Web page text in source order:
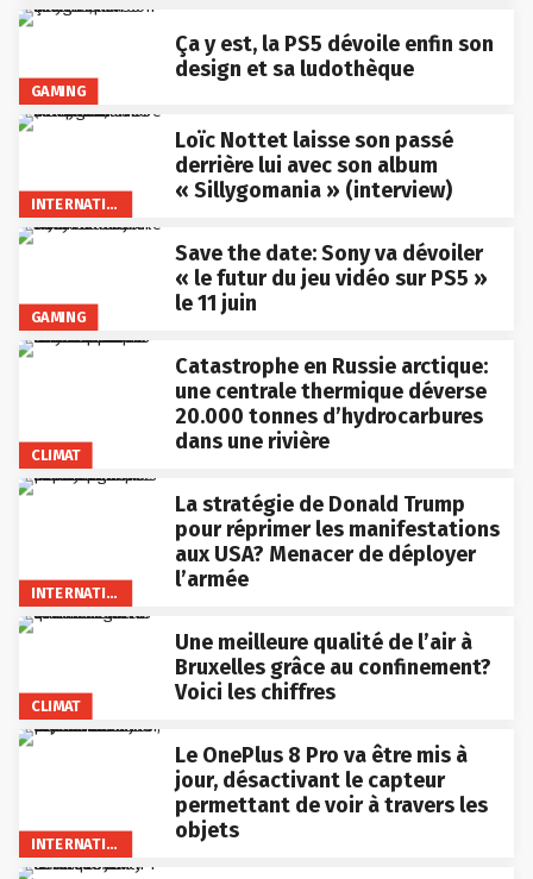
GAMING
Ça y est, la PS5 dévoile enfin son
design et sa ludothèque
INTERNATIONAL
Loïc Nottet laisse son passé
derrière lui avec son album
« Sillygomania » (interview)
GAMING
Save the date: Sony va dévoiler
« le futur du jeu vidéo sur PS5 »
le 11 juin
CLIMAT
Catastrophe en Russie arctique:
une centrale thermique déverse
20.000 tonnes d’hydrocarbures
dans une rivière
INTERNATIONAL
La stratégie de Donald Trump
pour réprimer les manifestations
aux USA? Menacer de déployer
l’armée
CLIMAT
Une meilleure qualité de l’air à
Bruxelles grâce au confinement?
Voici les chiffres
INTERNATIONAL
Le OnePlus 8 Pro va être mis à
jour, désactivant le capteur
permettant de voir à travers les
objets